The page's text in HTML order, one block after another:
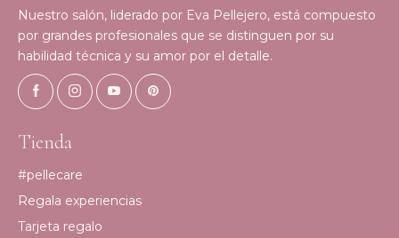
Nuestro salón, liderado por Eva Pellejero, está compuesto
por grandes profesionales que se distinguen por su
habilidad técnica y su amor por el detalle.
Tienda
#pellecare
Regala experiencias
Tarjeta regalo